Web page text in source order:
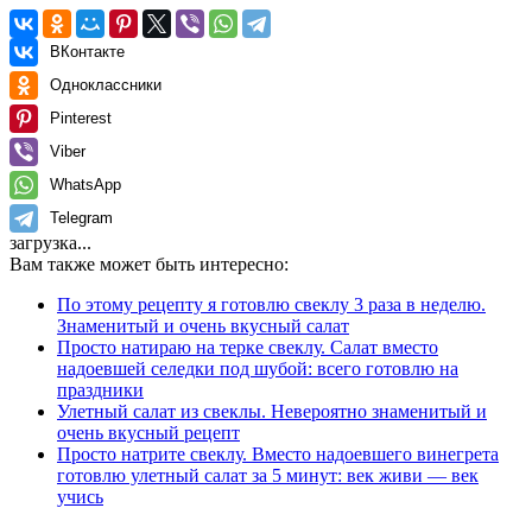
ВКонтакте
Одноклассники
Pinterest
Viber
WhatsApp
Telegram
загрузка...
Вам также может быть интересно:
По этому рецепту я готовлю свеклу 3 раза в неделю.
Знаменитый и очень вкусный салат
Просто натираю на терке свеклу. Салат вместо
надоевшей селедки под шубой: всего готовлю на
праздники
Улетный салат из свеклы. Невероятно знаменитый и
очень вкусный рецепт
Просто натрите свеклу. Вместо надоевшего винегрета
готовлю улетный салат за 5 минут: век живи — век
учись